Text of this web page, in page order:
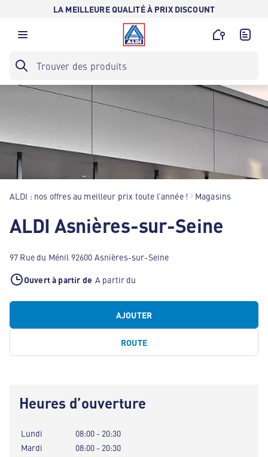
LA MEILLEURE QUALITÉ À PRIX DISCOUNT
ALDI : nos offres au meilleur prix toute l’année ! Magasins
ALDI Asnières-sur-Seine
97 Rue du Ménil 92600 Asnières-sur-Seine
Ouvert à partir de A partir du
AJOUTER
ROUTE
Heures d’ouverture
Lundi
08:00 - 20:30
Mardi
08:00 - 20:30